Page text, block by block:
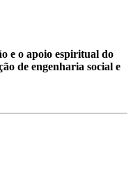
e o apoio espiritual do
de engenharia social e